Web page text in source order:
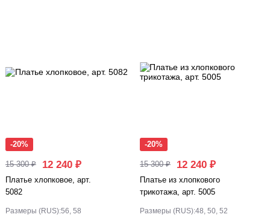
-20%
15 300 ₽ 12 240 ₽
Платье хлопковое, арт.
5082
Размеры (RUS):56, 58
-20%
15 300 ₽ 12 240 ₽
Платье из хлопкового
трикотажа, арт. 5005
Размеры (RUS):48, 50, 52